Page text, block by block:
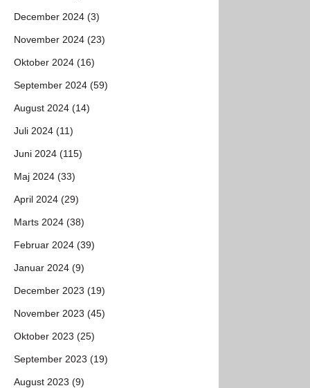
December 2024 (3)
November 2024 (23)
Oktober 2024 (16)
September 2024 (59)
August 2024 (14)
Juli 2024 (11)
Juni 2024 (115)
Maj 2024 (33)
April 2024 (29)
Marts 2024 (38)
Februar 2024 (39)
Januar 2024 (9)
December 2023 (19)
November 2023 (45)
Oktober 2023 (25)
September 2023 (19)
August 2023 (9)